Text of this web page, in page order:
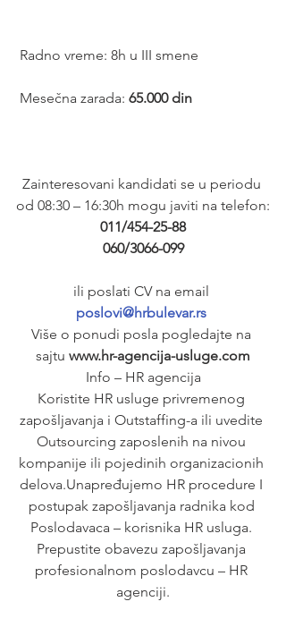
Radno vreme: 8h u III smene
Mesečna zarada: 65.000 din
Zainteresovani kandidati se u periodu
od 08:30 – 16:30h mogu javiti na telefon:
011/454-25-88
060/3066-099
ili poslati CV na email
poslovi@hrbulevar.rs
Više o ponudi posla pogledajte na
sajtu www.hr-agencija-usluge.com
Info – HR agencija
Koristite HR usluge privremenog
zapošljavanja i Outstaffing-a ili uvedite
Outsourcing zaposlenih na nivou
kompanije ili pojedinih organizacionih
delova.Unapređujemo HR procedure I
postupak zapošljavanja radnika kod
Poslodavaca – korisnika HR usluga.
Prepustite obavezu zapošljavanja
profesionalnom poslodavcu – HR
agenciji.